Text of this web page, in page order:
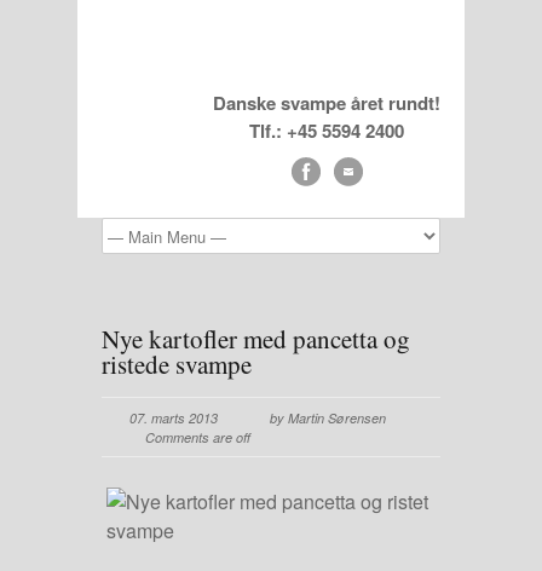
Danske svampe året rundt!
Tlf.: +45 5594 2400
Nye kartofler med pancetta og
ristede svampe
07. marts 2013
by Martin Sørensen
Comments are off